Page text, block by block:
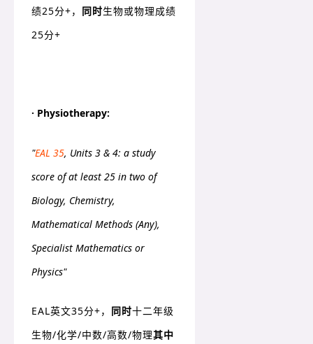
绩25分+， 同时生物或物理成绩
25分+
· Physiotherapy:
"EAL 35, Units 3 & 4: a study
score of at least 25 in two of
Biology, Chemistry,
Mathematical Methods (Any),
Specialist Mathematics or
Physics"
EAL英文35分+， 同时十二年级
生物/化学/中数/高数/物理其中